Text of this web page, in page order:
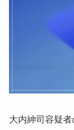
大内紳司容疑者